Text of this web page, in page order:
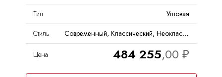
Тип
Угловая
Стиль
Современный, Классический, Неоклассика
Цена 484 255